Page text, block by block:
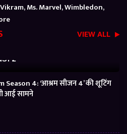
Ms. Marvel, Wimbledon,
VIEW ALL
2’
Season 4: ‘आश्रम सीजन 4’ की शूटिंग
आई सामने